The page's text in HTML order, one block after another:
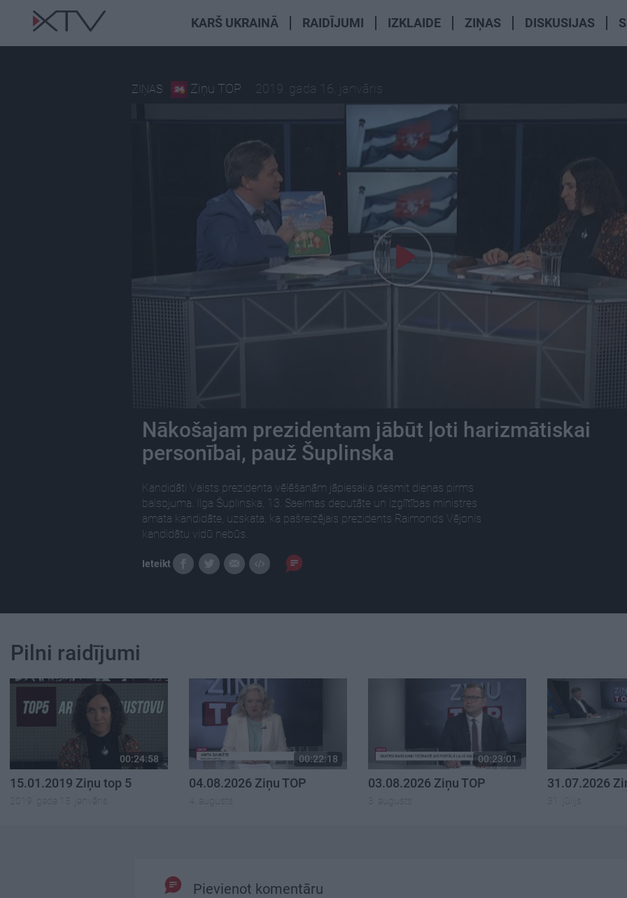
KARŠ UKRAINĀ RAIDĪJUMI IZKLAIDE ZIŅAS DISKUSIJAS
ZIŅAS Ziņu TOP 2019. gada 16. janvāris
Nākošajam prezidentam jābūt ļoti harizmātiskai
personībai, pauž Šuplinska
Kandidāti Valsts prezidenta vēlēšanām jāpiesaka desmit dienas pirms
balsojuma. Ilga Šuplinska, 13. Saeimas deputāte un izglītības ministres
amata kandidāte, uzskata, ka pašreizējais prezidents Raimonds Vējonis
kandidātu vidū nebūs.
Ieteikt
Pilni raidījumi
00:24:58
15.01.2019 Ziņu top 5
2019. gada 15. janvāris
00:22:18
04.08.2026 Ziņu TOP
4. augusts
00:23:01
03.08.2026 Ziņu TOP
3. augusts
31.07.2026
31. jūlijs
Pievienot komentāru